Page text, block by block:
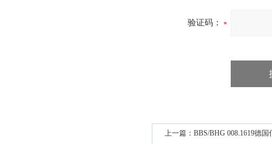
验证码：
上一篇： BBS/BHG 008.1619德